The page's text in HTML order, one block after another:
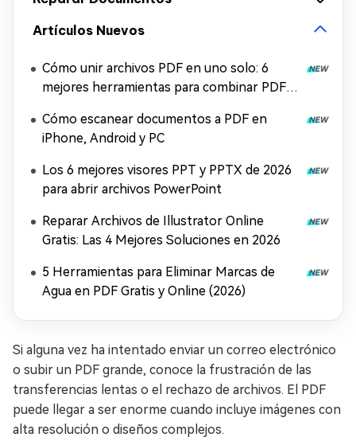
Artículos Nuevos
Cómo unir archivos PDF en uno solo: 6
mejores herramientas para combinar PDF
Cómo escanear documentos a PDF en
iPhone, Android y PC
Los 6 mejores visores PPT y PPTX de 2026
para abrir archivos PowerPoint
Reparar Archivos de Illustrator Online
Gratis: Las 4 Mejores Soluciones en 2026
5 Herramientas para Eliminar Marcas de
Agua en PDF Gratis y Online (2026)
Si alguna vez ha intentado enviar un correo electrónico
o subir un PDF grande, conoce la frustración de las
transferencias lentas o el rechazo de archivos. El PDF
puede llegar a ser enorme cuando incluye imágenes con
alta resolución o diseños complejos.